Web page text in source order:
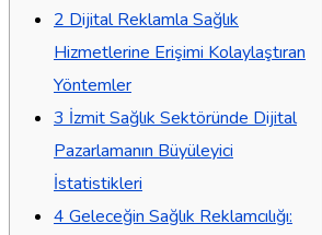
2 Dijital Reklamla Sağlık
Hizmetlerine Erişimi Kolaylaştıran
Yöntemler
3 İzmit Sağlık Sektöründe Dijital
Pazarlamanın Büyüleyici
İstatistikleri
4 Geleceğin Sağlık Reklamcılığı: